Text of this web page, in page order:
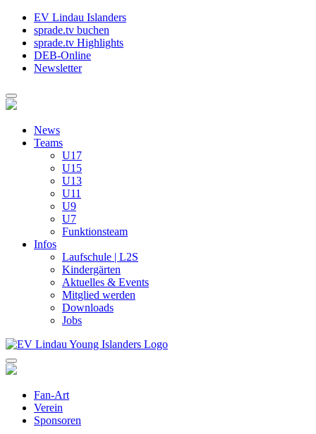
EV Lindau Islanders
sprade.tv buchen
sprade.tv Highlights
DEB-Online
Newsletter
News
Teams
U17
U15
U13
U11
U9
U7
Funktionsteam
Infos
Laufschule | L2S
Kindergärten
Aktuelles & Events
Mitglied werden
Downloads
Jobs
Fan-Art
Verein
Sponsoren